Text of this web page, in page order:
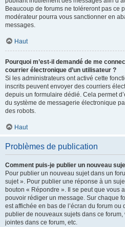
Beaucoup de forums ne toléreront pas ce
modérateur pourra vous sanctionner en
messages.
Haut
Pourquoi m’est-il demandé de me
courrier électronique d’un utilisateur ?
Si les administrateurs ont activé cette
inscrits peuvent envoyer des courriers
depuis un formulaire dédié. Cela permet
du système de messagerie électronique
des robots.
Haut
Problèmes de publication
Comment puis-je publier un nouveau
Pour publier un nouveau sujet dans un
sujet ». Pour publier une réponse à un
bouton « Répondre ». Il se peut que vous
pouvoir rédiger un message. Sur chaque
est affichée en bas de l’écran du forum
publier de nouveaux sujets dans ce
jointes dans ce forum, etc.